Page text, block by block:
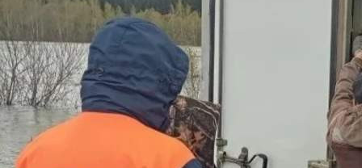
Происшествия
12.05.2026 09:03422